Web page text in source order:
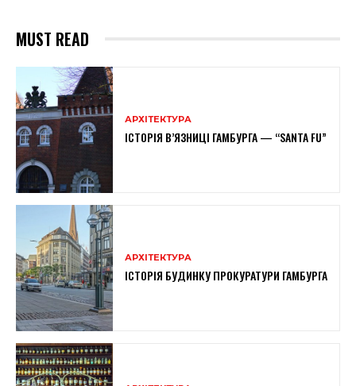
MUST READ
АРХІТЕКТУРА
ІСТОРІЯ В’ЯЗНИЦІ ГАМБУРГА — “SANTA FU”
АРХІТЕКТУРА
ІСТОРІЯ БУДИНКУ ПРОКУРАТУРИ ГАМБУРГА